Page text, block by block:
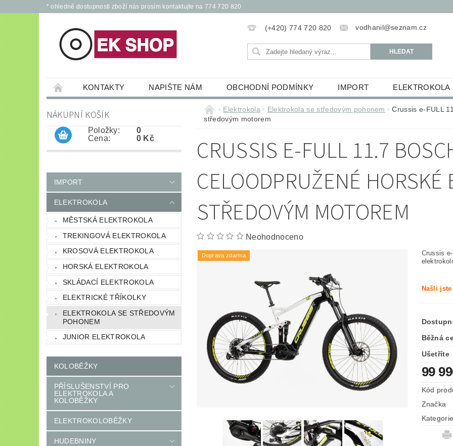
* ohledně dostupnosti zboží nás prosím kontaktujte na 774 720 820
(+420) 774 720 820 vodhanil@seznam.cz
KONTAKTY NAPIŠTE NÁM OBCHODNÍ PODMÍNKY IMPORT ELEKTROKOLA
PŘÍSLUŠENSTVÍ PRO ELEKTROKOLA A KOLOBĚŽKY ELEKTROKOLOBĚŽKY HUDEBNINY
JÍZDNÍ KOLA * OCHRANNÉ POMŮCKY ESSOX PODMÍNKY NÁKUPU NA SPLÁTKY
NÁKUPNÍ KOŠÍK
Položky:
Cena:
0
0 Kč
IMPORT
ELEKTROKOLA
MĚSTSKÁ ELEKTROKOLA
TREKINGOVÁ ELEKTROKOLA
KROSOVÁ ELEKTROKOLA
HORSKÁ ELEKTROKOLA
SKLÁDACÍ ELEKTROKOLA
ELEKTRICKÉ TŘÍKOLKY
ELEKTROKOLA SE STŘEDOVÝM
POHONEM
JUNIOR ELEKTROKOLA
KOLOBĚŽKY
PŘÍSLUŠENSTVÍ PRO
ELEKTROKOLA A
KOLOBĚŽKY
ELEKTROKOLOBĚŽKY
HUDEBNINY
Elektrokola Elektrokola se středovým pohonem
Crussis e-FULL
středovým motorem
CRUSSIS E-FULL 11.7
CELOODPRUŽENÉ HORSKÉ
STŘEDOVÝM MOTOREM
Neohodnoceno
Doprava zdarma
Crussis
Našli
Běžná
Ušetříte
99
Kód
Značka